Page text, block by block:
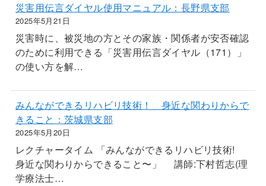
災害用伝言ダイヤル使用マニュアル：長野県支部
2025年5月21日
災害時に、被災地の方とその家族・関係者が安否確認
のために利用できる「災害用伝言ダイヤル（171）」
の使い方を解…
みんなができるリハビリ技術！ 身近な関わりからで
きること：茨城県支部
2025年5月20日
レクチャータイム 「みんなができるリハビリ技術!
身近な関わりからできること〜」 講師:下村哲志(理
学療法士…